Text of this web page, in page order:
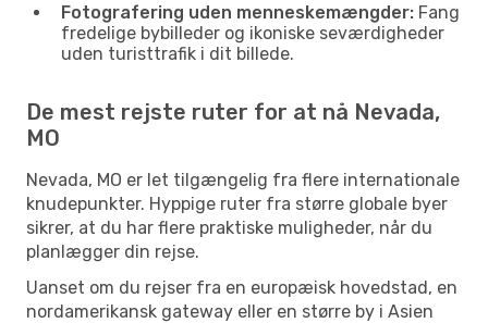
Fotografering uden menneskemængder: Fang
fredelige bybilleder og ikoniske seværdigheder
uden turisttrafik i dit billede.
De mest rejste ruter for at nå Nevada,
MO
Nevada, MO er let tilgængelig fra flere internationale
knudepunkter. Hyppige ruter fra større globale byer
sikrer, at du har flere praktiske muligheder, når du
planlægger din rejse.
Uanset om du rejser fra en europæisk hovedstad, en
nordamerikansk gateway eller en større by i Asien